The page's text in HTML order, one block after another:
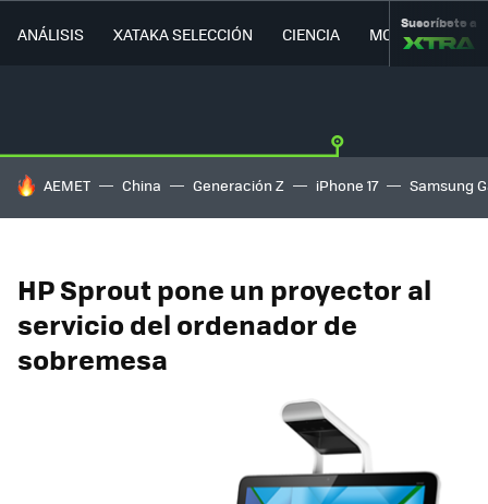
ANÁLISIS XATAKA SELECCIÓN CIENCIA MOVILIDAD
Suscríbete a
HOY SE HABLA DE
AEMET China Generación Z iPhone 17 Samsung
HP Sprout pone un proyector al
servicio del ordenador de
sobremesa